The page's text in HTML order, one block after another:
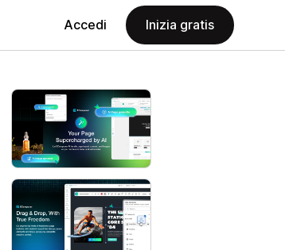
Accedi Inizia gratis